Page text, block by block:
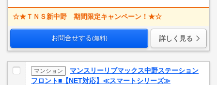
☆★ＴＮＳ新中野 期間限定キャンペーン！★☆
お問合せする(無料) 詳しく見る
マンション
マンスリーリブマックス中野ステーション
フロント■【NET対応】≪スマートシリーズ≫